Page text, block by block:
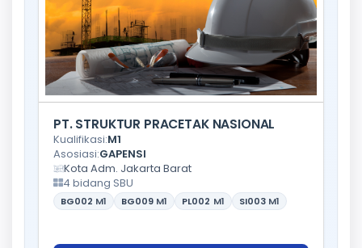
PT. STRUKTUR PRACETAK NASIONAL
Kualifikasi:M1
Asosiasi:GAPENSI
Kota Adm. Jakarta Barat
4 bidang SBU
BG002 M1 BG009 M1 PL002 M1 SI003 M1